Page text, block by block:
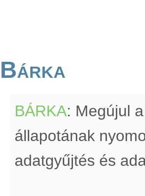
Bárka
BÁRKA: Megújul
állapotának
adatgyűjtés és